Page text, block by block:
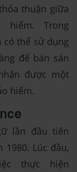
thuận giữa
Trong
có thể sử dụng
để bán sản
được một
hiểm.
lần đầu tiên
1980. Lúc đầu,
thực hiện